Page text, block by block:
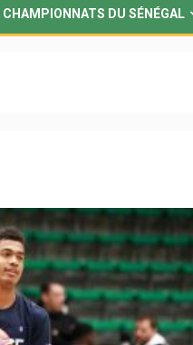
CHAMPIONNATS DU SÉNÉGAL